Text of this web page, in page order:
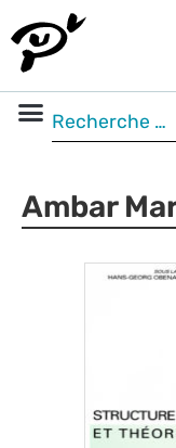
Ambar